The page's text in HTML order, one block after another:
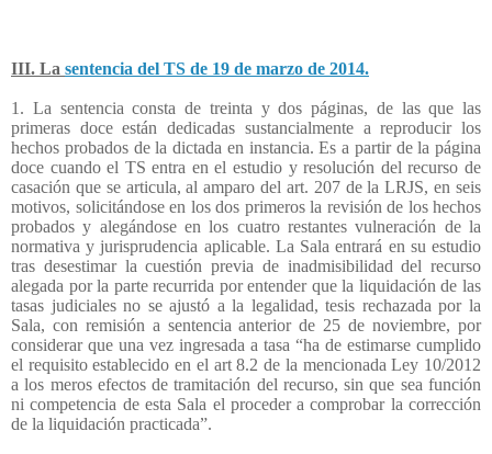
III. La sentencia del TS de 19 de marzo de 2014.
1. La sentencia consta de treinta y dos páginas, de las que las
primeras doce están dedicadas sustancialmente a reproducir los
hechos probados de la dictada en instancia. Es a partir de la página
doce cuando el TS entra en el estudio y resolución del recurso de
casación que se articula, al amparo del art. 207 de la LRJS, en seis
motivos, solicitándose en los dos primeros la revisión de los hechos
probados y alegándose en los cuatro restantes vulneración de la
normativa y jurisprudencia aplicable. La Sala entrará en su estudio
tras desestimar la cuestión previa de inadmisibilidad del recurso
alegada por la parte recurrida por entender que la liquidación de las
tasas judiciales no se ajustó a la legalidad, tesis rechazada por la
Sala, con remisión a sentencia anterior de 25 de noviembre, por
considerar que una vez ingresada a tasa “ha de estimarse cumplido
el requisito establecido en el art 8.2 de la mencionada Ley 10/2012
a los meros efectos de tramitación del recurso, sin que sea función
ni competencia de esta Sala el proceder a comprobar la corrección
de la liquidación practicada”.